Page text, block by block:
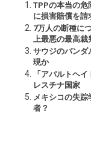
TPPの本当の危
に損害賠償を
7万人の断種に
上最悪の最高裁
サウジのバンダ
現か
「アパルトヘ
レスチナ国家
メキシコの失踪
者？